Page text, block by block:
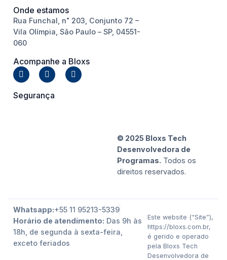
Onde estamos
Rua Funchal, n˚ 203, Conjunto 72 –
Vila Olímpia, São Paulo – SP, 04551-
060
Acompanhe a Bloxs
Segurança
© 2025 Bloxs Tech
Desenvolvedora de
Programas. Todos os
direitos reservados.
Whatsapp:+55 11 95213-5339
Horário de atendimento: Das 9h às
18h, de segunda à sexta-feira,
exceto feriados
Este website (“Site”),
https://bloxs.com.br,
é gerido e operado
pela Bloxs Tech
Desenvolvedora de